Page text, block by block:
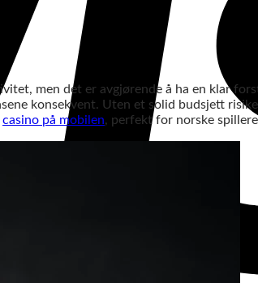
men det er avgjørende å ha en klar
konsekvent. Uten et solid budsjett
casino på mobilen, perfekt for norske